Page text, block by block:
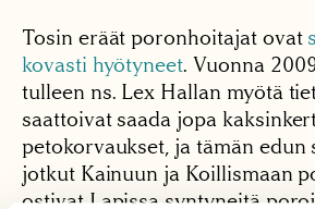
Tosin eräät poronhoitajat ovat
kovasti hyötyneet. Vuonna
tulleen ns. Lex Hallan myötä
saattoivat saada jopa
petokorvaukset, ja tämän edun
jotkut Kainuun ja Koillismaan
ostivat Lapissa syntyneitä